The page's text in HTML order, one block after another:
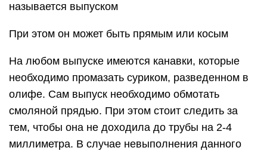
называется выпуском
При этом он может быть прямым или косым
На любом выпуске имеются канавки, которые
необходимо промазать суриком, разведенном в
олифе. Сам выпуск необходимо обмотать
смоляной прядью. При этом стоит следить за
тем, чтобы она не доходила до трубы на 2-4
миллиметра. В случае невыполнения данного